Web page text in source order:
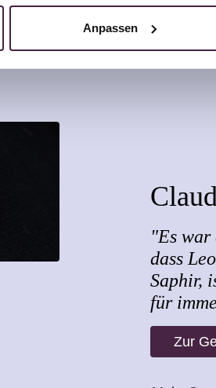
Anpassen
"Es
dass
Saphir,
für
Zur